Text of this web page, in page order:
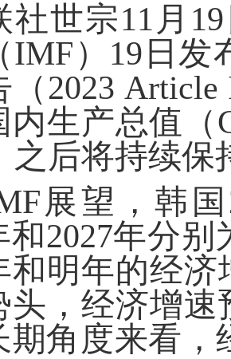
社世宗11月
IMF）19日发
（2023
内生产总值（
之后将持续保
展望，韩
和2027年分别
和明年的经
头，经济增
期角度来看，